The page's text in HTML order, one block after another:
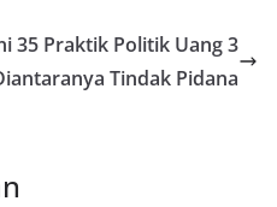
35 Praktik Politik Uang 3
Tindak Pidana